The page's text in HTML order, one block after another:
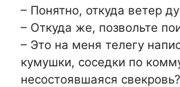
– Понятно, откуда ветер
– Откуда же, позвольте
– Это на меня телегу
кумушки, соседки по
несостоявшаяся свекровь?